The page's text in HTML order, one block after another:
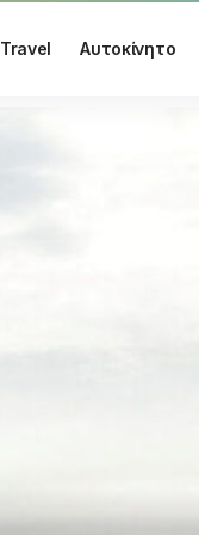
Travel Αυτοκίνητο